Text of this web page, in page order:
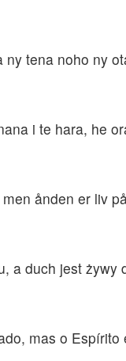
tena noho ny
i te hara, he
ånden er liv
a duch jest żywy
mas o